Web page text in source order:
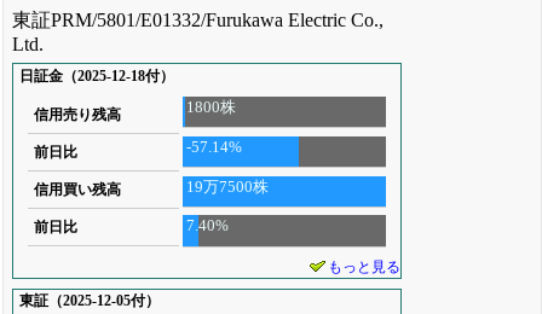
東証PRM/5801/E01332/Furukawa Electric Co.,
Ltd.
日証金（2025-12-18付）
信用売り残高 1800株
前日比 -57.14%
信用買い残高 19万7500株
前日比 7.40%
もっと見る
東証（2025-12-05付）